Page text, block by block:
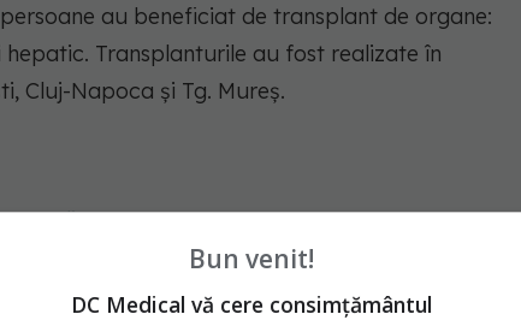
au beneficiat de transplant de organe:
Transplanturile au fost realizate în
Cluj-Napoca și Tg. Mureș.
Bun venit!
DC Medical vă cere consimțământul